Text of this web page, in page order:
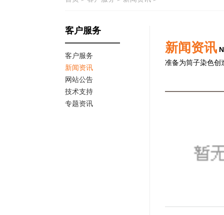
客户服务
客户服务
新闻资讯
网站公告
技术支持
专题资讯
新闻资讯
准备为筒子染色创